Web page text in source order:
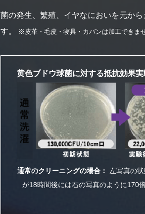
菌の発生、繁殖、イヤなにおいを元か
す。
※皮革・毛皮・寝具・カバンは加工できま
黄色ブドウ球菌に対する抵抗効果実
通常のクリーニングの場合：
左写真の
が18時間後には右の写真のように170